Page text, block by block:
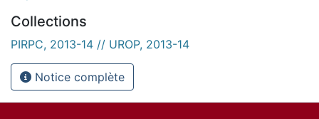
Collections
PIRPC, 2013-14 // UROP, 2013-14
Notice complète